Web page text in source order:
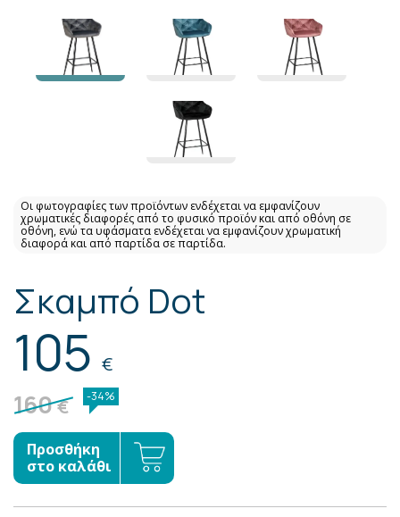
Οι φωτογραφίες των προϊόντων ενδέχεται να εμφανίζουν
χρωματικές διαφορές από το φυσικό προϊόν και από οθόνη σε
οθόνη, ενώ τα υφάσματα ενδέχεται να εμφανίζουν χρωματική
διαφορά και από παρτίδα σε παρτίδα.
Σκαμπό Dot
105 €
160€ -34%
Προσθήκη
στο καλάθι